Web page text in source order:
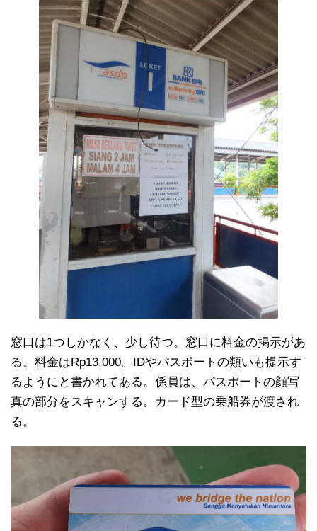
窓口は1つしかなく、少し待つ。窓口に料金の掲示があ
る。料金はRp13,000。IDやパスポートの類いも提示す
るようにと書かれてある。係員は、パスポートの顔写
真の部分をスキャンする。カード型の乗船券が渡され
る。